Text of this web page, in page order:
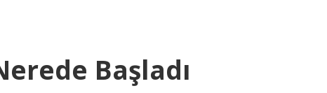
Başladı